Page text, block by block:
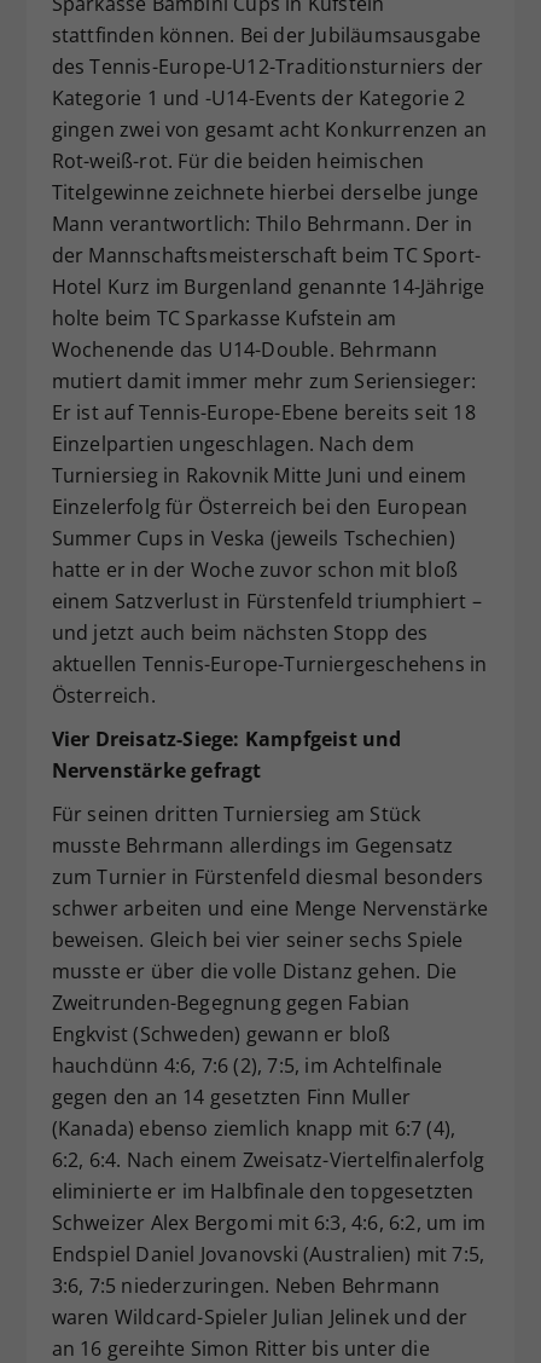
stattfinden können. Bei der Jubiläumsausgabe
des Tennis-Europe-U12-Traditionsturniers der
Kategorie 1 und -U14-Events der Kategorie 2
gingen zwei von gesamt acht Konkurrenzen an
Rot-weiß-rot. Für die beiden heimischen
Titelgewinne zeichnete hierbei derselbe junge
Mann verantwortlich: Thilo Behrmann. Der in
der Mannschaftsmeisterschaft beim TC Sport-
Hotel Kurz im Burgenland genannte 14-Jährige
holte beim TC Sparkasse Kufstein am
Wochenende das U14-Double. Behrmann
mutiert damit immer mehr zum Seriensieger:
Er ist auf Tennis-Europe-Ebene bereits seit 18
Einzelpartien ungeschlagen. Nach dem
Turniersieg in Rakovnik Mitte Juni und einem
Einzelerfolg für Österreich bei den European
Summer Cups in Veska (jeweils Tschechien)
hatte er in der Woche zuvor schon mit bloß
einem Satzverlust in Fürstenfeld triumphiert –
und jetzt auch beim nächsten Stopp des
aktuellen Tennis-Europe-Turniergeschehens in
Österreich.
Vier Dreisatz-Siege: Kampfgeist und
Nervenstärke gefragt
Für seinen dritten Turniersieg am Stück
musste Behrmann allerdings im Gegensatz
zum Turnier in Fürstenfeld diesmal besonders
schwer arbeiten und eine Menge Nervenstärke
beweisen. Gleich bei vier seiner sechs Spiele
musste er über die volle Distanz gehen. Die
Zweitrunden-Begegnung gegen Fabian
Engkvist (Schweden) gewann er bloß
hauchdünn 4:6, 7:6 (2), 7:5, im Achtelfinale
gegen den an 14 gesetzten Finn Muller
(Kanada) ebenso ziemlich knapp mit 6:7 (4),
6:2, 6:4. Nach einem Zweisatz-Viertelfinalerfolg
eliminierte er im Halbfinale den topgesetzten
Schweizer Alex Bergomi mit 6:3, 4:6, 6:2, um im
Endspiel Daniel Jovanovski (Australien) mit 7:5,
3:6, 7:5 niederzuringen. Neben Behrmann
waren Wildcard-Spieler Julian Jelinek und der
an 16 gereihte Simon Ritter bis unter die
Zweck
Dieser Wert speichert Ihre Consent-
Einstellungen. Unter anderem eine
zufällig generierte ID, für die
historische Speicherung Ihrer
vorgenommen Einstellungen, falls der
Webseiten-Betreiber dies eingestellt
hat.